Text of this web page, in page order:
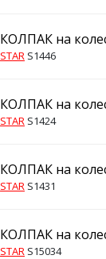
КОЛПАК на
STAR S1446
КОЛПАК на
STAR S1424
КОЛПАК на
STAR S1431
КОЛПАК на
STAR S15034